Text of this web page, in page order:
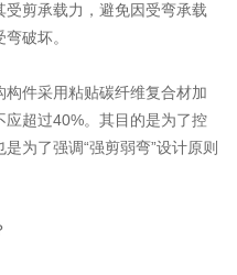
剪承载力，避免因受弯承载
破坏。
件采用粘贴碳纤维复合材加
应超过40%。其目的是为了控
为了强调“强剪弱弯”设计原则